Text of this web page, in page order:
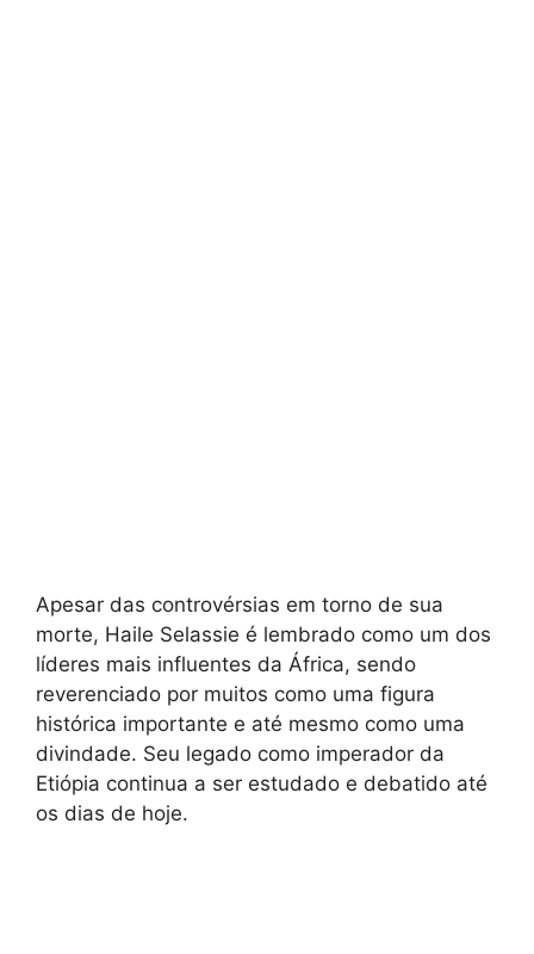
Apesar das controvérsias em torno de sua
morte, Haile Selassie é lembrado como um dos
líderes mais influentes da África, sendo
reverenciado por muitos como uma figura
histórica importante e até mesmo como uma
divindade. Seu legado como imperador da
Etiópia continua a ser estudado e debatido até
os dias de hoje.